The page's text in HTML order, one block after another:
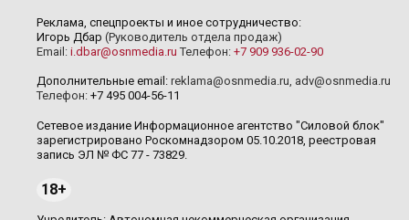
Реклама, спецпроекты и иное сотрудничество:
Игорь Дбар (Руководитель отдела продаж)
Email: i.dbar@osnmedia.ru Телефон: +7 909 936-02-90
Дополнительные email: reklama@osnmedia.ru, adv@osnmedia.ru
Телефон: +7 495 004-56-11
Сетевое издание Информационное агентство "Силовой блок"
зарегистрировано Роскомнадзором 05.10.2018, реестровая
запись ЭЛ № ФС 77 - 73829.
18+